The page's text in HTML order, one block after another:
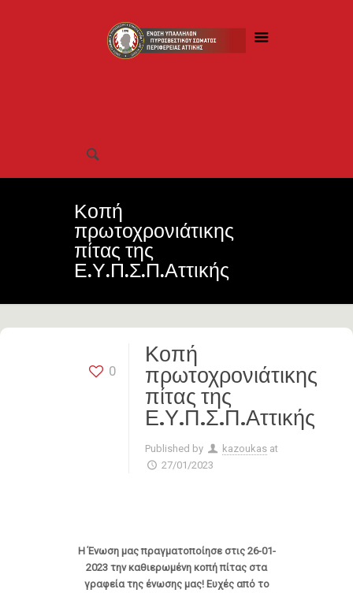
Κοπή
πρωτοχρονιάτικης
πίτας της
Ε.Υ.Π.Σ.Π.Αττικής
0
Κοπή
πρωτοχρονιάτικης
πίτας της
Ε.Υ.Π.Σ.Π.Αττικής
Published by kazoukas at
27/01/2023
Η Ένωση μας πραγματοποίησε στις 26-01-
2023 την καθιερωμένη κοπή πίτας στα
γραφεία της ένωσης μας! Ευχές από το